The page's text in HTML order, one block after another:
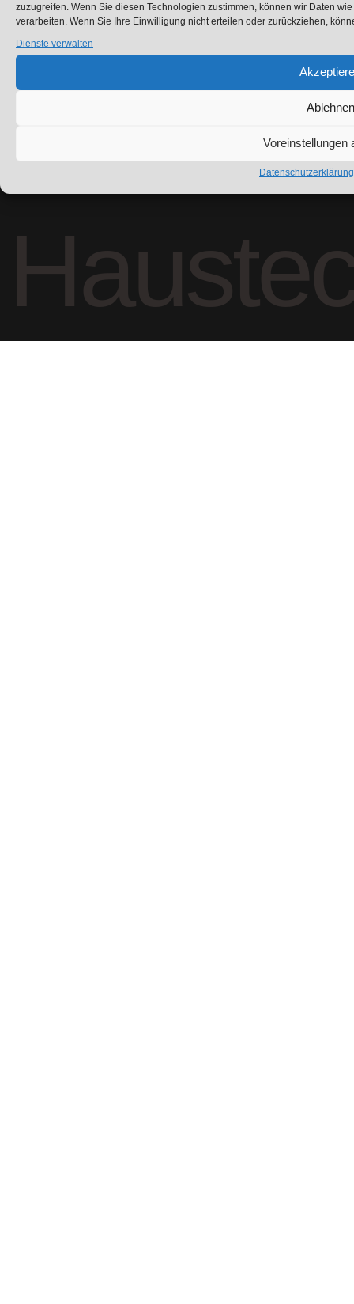
zuzugreifen. Wenn Sie diesen Technologien zustimmen, können wir Daten
verarbeiten. Wenn Sie Ihre Einwilligung nicht erteilen oder zurückziehen,
Dienste verwalten
Ablehnen
Voreinstellungen
Datenschutzerklärung
Benedict Boos
Haustechnik
Neuenlander Str. 68
info@badprofi-
Über uns
Sanitär
Sanierung
Impressum